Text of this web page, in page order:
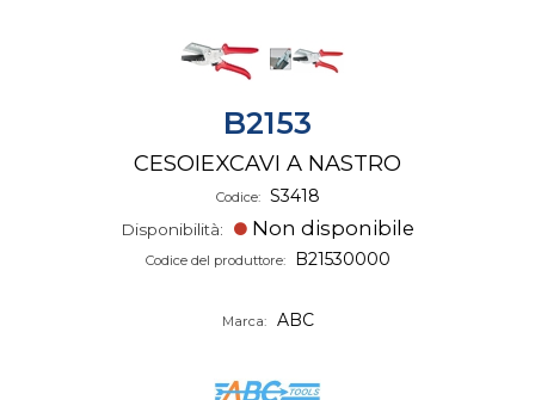
B2153
CESOIEXCAVI A NASTRO
Codice: S3418
Disponibilità: Non disponibile
Codice del produttore: B21530000
Marca: ABC